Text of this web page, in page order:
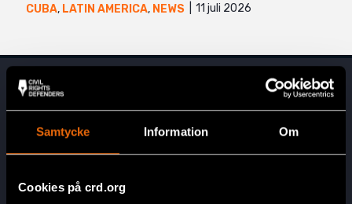
Samtycke Information Om
Cookies på crd.org
CUBA, LATIN AMERICA, NEWS 11 juli 2026
Huvudkontor